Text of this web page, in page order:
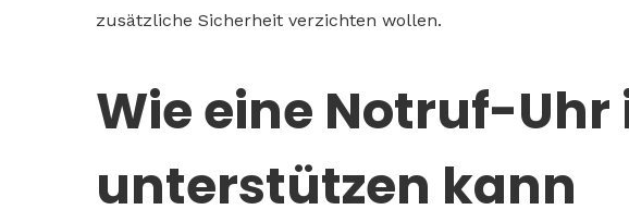
zusätzliche Sicherheit verzichten wollen.
Wie eine Notruf-
unterstützen kann